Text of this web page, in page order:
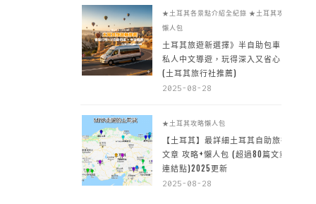
★土耳其各景點介紹全紀錄 ★土耳其攻略
懶人包
土耳其旅遊新選擇》半自助包車 +
私人中文導遊，玩得深入又省心
(土耳其旅行社推薦)
2025-08-28
★土耳其攻略懶人包
【土耳其】最詳細土耳其自助旅行
文章 攻略+懶人包 (超過80篇文章~
連結點)2025更新
2025-08-28